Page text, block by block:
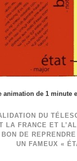
animation de 1
DU
LA FRANCE ET
DE
UN FAMEUX «